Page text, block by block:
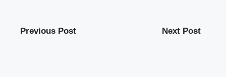
Previous Post Next Post